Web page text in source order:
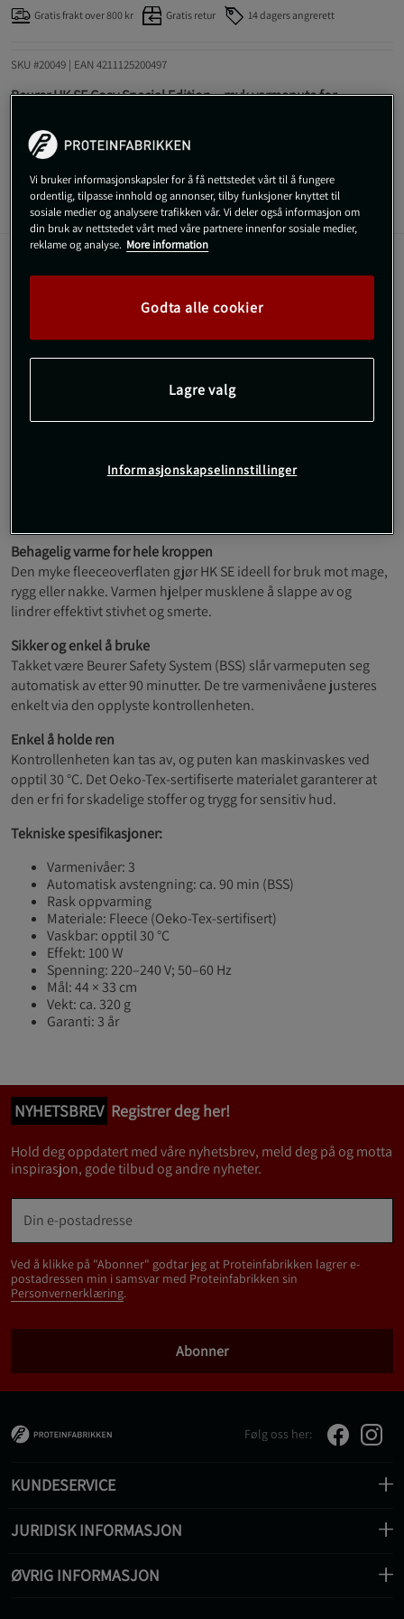
Gratis frakt over 800 kr Gratis retur 14 dagers angrerett
SKU #20049 | EAN 4211125200497
Beurer HK SE Cosy Special Edition – myk varmepute for
Les mer
Informasjon Anmeldelser
HK SE er en komfortabel og hudvennlig varmepute i
menssmerter og stivhet. Den gir rask og jevn varme med
tre justerbare nivåer og automatisk
sikkerhetsavstengning.
Rask oppvarming for umiddelbar varme.
Avtakbar kontrollenhet for enkel rengjøring.
Behagelig varme for hele kroppen
Den myke fleeceoverflaten gjør HK SE ideell for bruk mot mage,
rygg eller nakke. Varmen hjelper musklene å slappe av og
lindrer effektivt stivhet og smerte.
Sikker og enkel å bruke
Takket være Beurer Safety System (BSS) slår varmeputen seg
automatisk av etter 90 minutter. De tre varmenivåene justeres
enkelt via den opplyste kontrollenheten.
Enkel å holde ren
Kontrollenheten kan tas av, og puten kan maskinvaskes ved
opptil 30 °C. Det Oeko-Tex-sertifiserte materialet garanterer at
den er fri for skadelige stoffer og trygg for sensitiv hud.
Tekniske spesifikasjoner:
Varmenivåer: 3
Automatisk avstengning: ca. 90 min (BSS)
Rask oppvarming
Materiale: Fleece (Oeko-Tex-sertifisert)
Vaskbar: opptil 30 °C
Effekt: 100 W
Spenning: 220–240 V; 50–60 Hz
Mål: 44 × 33 cm
Vekt: ca. 320 g
Garanti: 3 år
NYHETSBREV Registrer deg her!
Hold deg oppdatert med våre nyhetsbrev, meld deg på og motta
inspirasjon, gode tilbud og andre nyheter.
Ved å klikke på "Abonner" godtar jeg at Proteinfabrikken lagrer e-
postadressen min i samsvar med Proteinfabrikken sin
Personvernerklæring.
Abonner
Følg oss her:
KUNDESERVICE
JURIDISK INFORMASJON
ØVRIG INFORMASJON
Vi bruker informasjonskapsler for å få nettstedet vårt til å fungere
ordentlig, tilpasse innhold og annonser, tilby funksjoner knyttet til
sosiale medier og analysere trafikken vår. Vi deler også informasjon om
din bruk av nettstedet vårt med våre partnere innenfor sosiale medier,
reklame og analyse. More information
Godta alle cookier
Lagre valg
Informasjonskapselinnstillinger